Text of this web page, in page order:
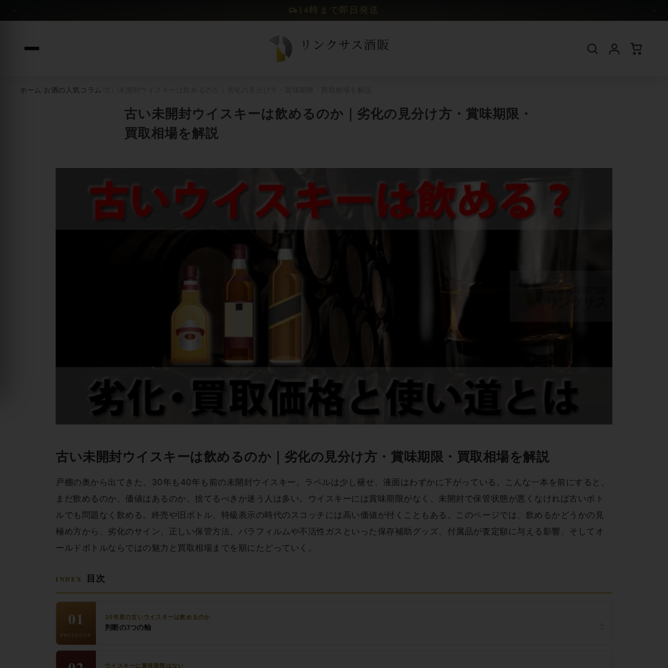
‹ 14時まで即日発送 ›
ホーム お酒の人気コラム
古い未開封ウイスキーは飲めるのか｜劣化の見分け方・賞味期限・
買取相場を解説
古い未開封ウイスキーは飲めるのか｜劣化の見分け方・賞味期限・買取相場を解説
戸棚の奥から出てきた、30年も40年も前の未開封ウイスキー。ラベルは少し褪せ、液面はわずかに下がっている。こんな一本を前にすると、
まだ飲めるのか、価値はあるのか、捨てるべきか迷う人は多い。ウイスキーには賞味期限がなく、未開封で保管状態が悪くなければ古いボト
ルでも問題なく飲める。終売や旧ボトル、特級表示の時代のスコッチには高い価値が付くこともある。このページでは、飲めるかどうかの見
極め方から、劣化のサイン、正しい保管方法、パラフィルムや不活性ガスといった保存補助グッズ、付属品が査定額に与える影響、そしてオ
ールドボトルならではの魅力と買取相場までを順にたどっていく。
目次
01
PROLOGUE
30年前の古いウイスキーは飲めるのか
判断の3つの軸 ›
ウイスキーに賞味期限はない